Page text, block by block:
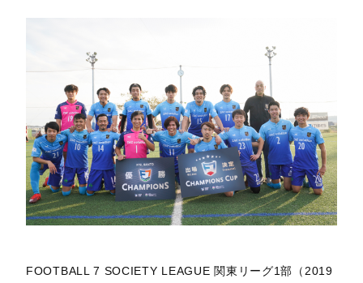
FOOTBALL 7 SOCIETY LEAGUE 関東リーグ1部（2019